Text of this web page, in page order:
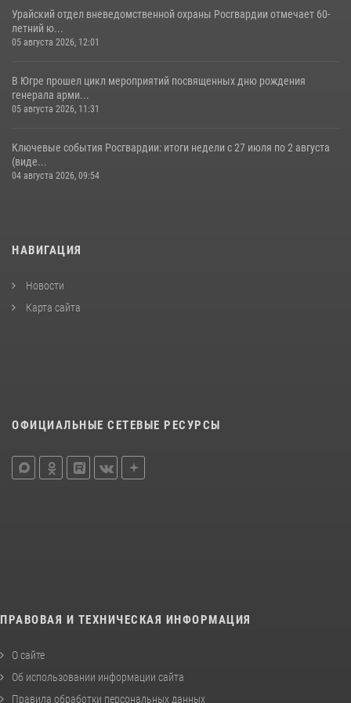
Урайский отдел вневедомственной охраны Росгвардии отмечает 60-
летний ю...
05 августа 2026, 12:01
В Югре прошел цикл мероприятий посвященных дню рождения
генерала арми...
05 августа 2026, 11:31
Ключевые события Росгвардии: итоги недели с 27 июля по 2 августа
(виде...
04 августа 2026, 09:54
НАВИГАЦИЯ
Новости
Карта сайта
ОФИЦИАЛЬНЫЕ СЕТЕВЫЕ РЕСУРСЫ
ПРАВОВАЯ И ТЕХНИЧЕСКАЯ ИНФОРМАЦИЯ
О сайте
Об использовании информации сайта
Правила обработки персональных данных